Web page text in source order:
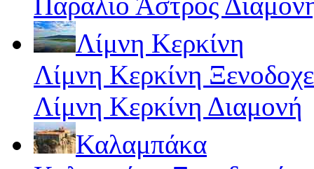
Λίμνη Κερκίνη
Λίμνη Κερκίνη
Λίμνη Κερκίνη Διαμονή
Καλαμπάκα